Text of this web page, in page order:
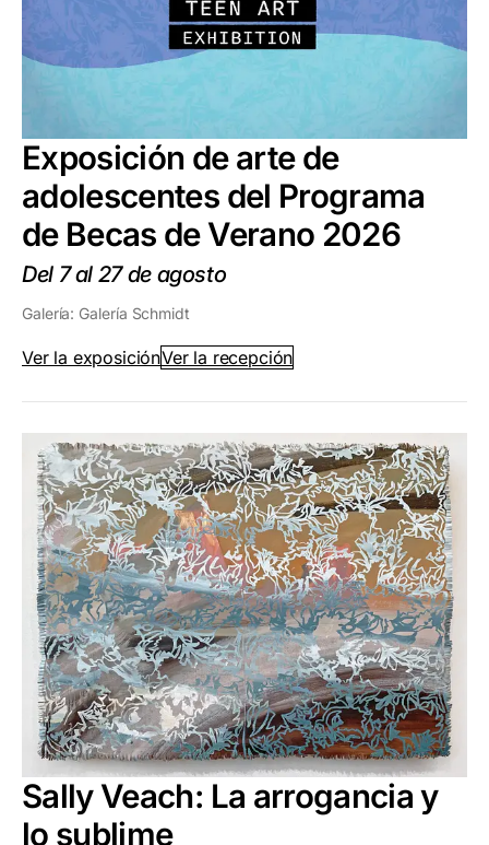
Exposición de arte de
adolescentes del Programa
de Becas de Verano 2026
Del 7 al 27 de agosto
Galería: Galería Schmidt
Ver la exposiciónVer la recepción
Sally Veach: La arrogancia y
lo sublime